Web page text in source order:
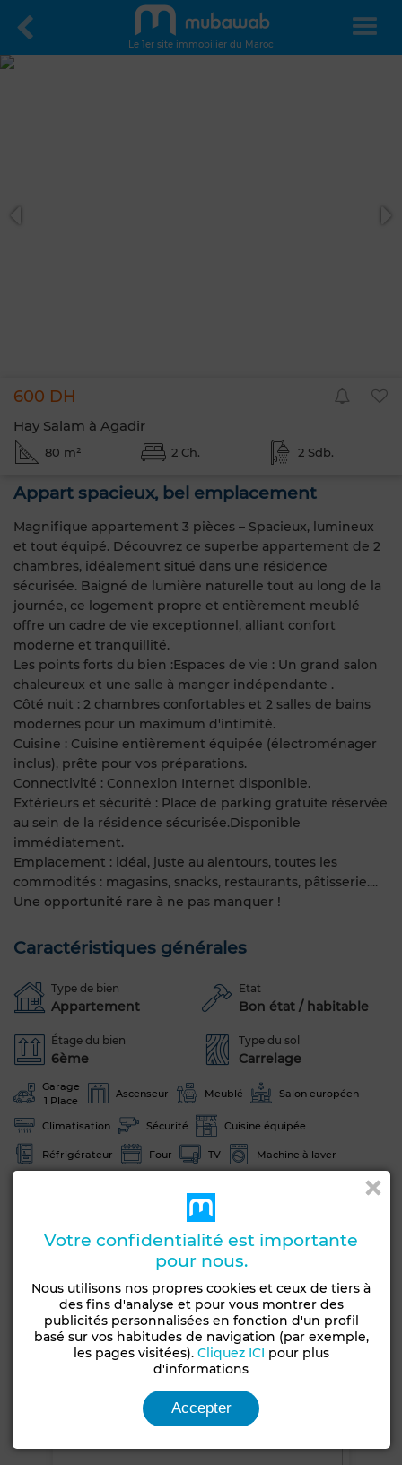
Le 1er site immobilier du Maroc
600 DH
Hay Salam à Agadir
80 m² 2 Ch. 2 Sdb.
Appart spacieux, bel emplacement
Magnifique appartement 3 pièces – Spacieux, lumineux
et tout équipé. Découvrez ce superbe appartement de 2
chambres, idéalement situé dans une résidence
sécurisée. Baigné de lumière naturelle tout au long de la
journée, ce logement propre et entièrement meublé
offre un cadre de vie exceptionnel, alliant confort
moderne et tranquillité.
Les points forts du bien :Espaces de vie : Un grand salon
chaleureux et une salle à manger indépendante .
Côté nuit : 2 chambres confortables et 2 salles de bains
modernes pour un maximum d'intimité.
Cuisine : Cuisine entièrement équipée (électroménager
inclus), prête pour vos préparations.
Connectivité : Connexion Internet disponible.
Extérieurs et sécurité : Place de parking gratuite réservée
au sein de la résidence sécurisée.Disponible
immédiatement.
Emplacement : idéal, juste au alentours, toutes les
commodités : magasins, snacks, restaurants, pâtisserie....
Une opportunité rare à ne pas manquer !
Caractéristiques générales
Type de bien
Appartement
Etat
Bon état / habitable
Étage du bien
6ème
Type du sol
Carrelage
Garage
1 Place
Ascenseur Meublé Salon européen
Climatisation Sécurité Cuisine équipée
Réfrigérateur Four TV Machine à laver
Voir plus de photos
Votre confidentialité est importante
pour nous.
Nous utilisons nos propres cookies et ceux de tiers à
des fins d'analyse et pour vous montrer des
publicités personnalisées en fonction d'un profil
basé sur vos habitudes de navigation (par exemple,
les pages visitées). Cliquez ICI pour plus
d'informations
Accepter